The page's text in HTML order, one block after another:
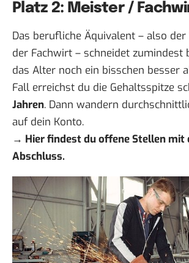
Platz 2: Meister /
Das berufliche Äquivalent – also
der Fachwirt – schneidet zumindest
das Alter noch ein bisschen besser
Fall erreichst du die Gehaltsspitze
Jahren. Dann wandern
auf dein Konto.
→ Hier findest du offene Stellen mit
Abschluss.